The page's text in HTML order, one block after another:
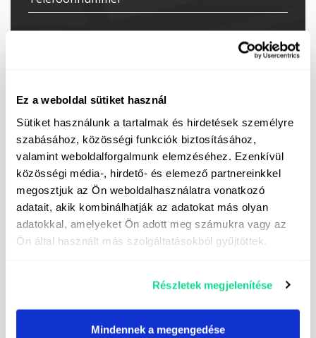
Ez a weboldal sütiket használ
Sütiket használunk a tartalmak és hirdetések személyre
szabásához, közösségi funkciók biztosításához,
valamint weboldalforgalmunk elemzéséhez. Ezenkívül
közösségi média-, hirdető- és elemező partnereinkkel
megosztjuk az Ön weboldalhasználatra vonatkozó
adatait, akik kombinálhatják az adatokat más olyan
adatokkal, amelyeket Ön adott meg számukra vagy az
Ön által használt más szolgáltatásokból gyűjtöttek.
Részletek megjelenítése
Mindennek a megengedése
Ik schrijf me in voor de nieuwsbrief
Ik geef toestemming voor de verwerking van mijn
persoonlijke gegevens voor het versturen van direct
marketing berichten. De contactgegevens van de
verantwoordelijke voor de verwerking vindt uhier.